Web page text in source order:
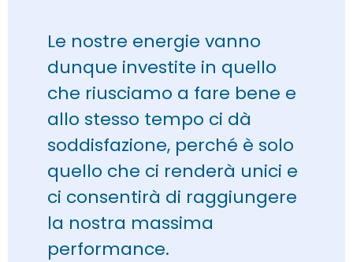
Le nostre energie vanno
dunque investite in quello
che riusciamo a fare bene e
allo stesso tempo ci dà
soddisfazione, perché è solo
quello che ci renderà unici e
ci consentirà di raggiungere
la nostra massima
performance.